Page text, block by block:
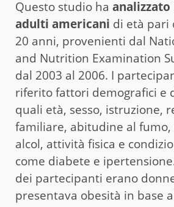
Questo studio ha analizzato
adulti americani di età pari
20 anni, provenienti dal
and Nutrition Examination
dal 2003 al 2006. I
riferito fattori demografici e
quali età, sesso, istruzione,
familiare, abitudine al fumo,
alcol, attività fisica e
come diabete e
dei partecipanti erano
presentava obesità in base